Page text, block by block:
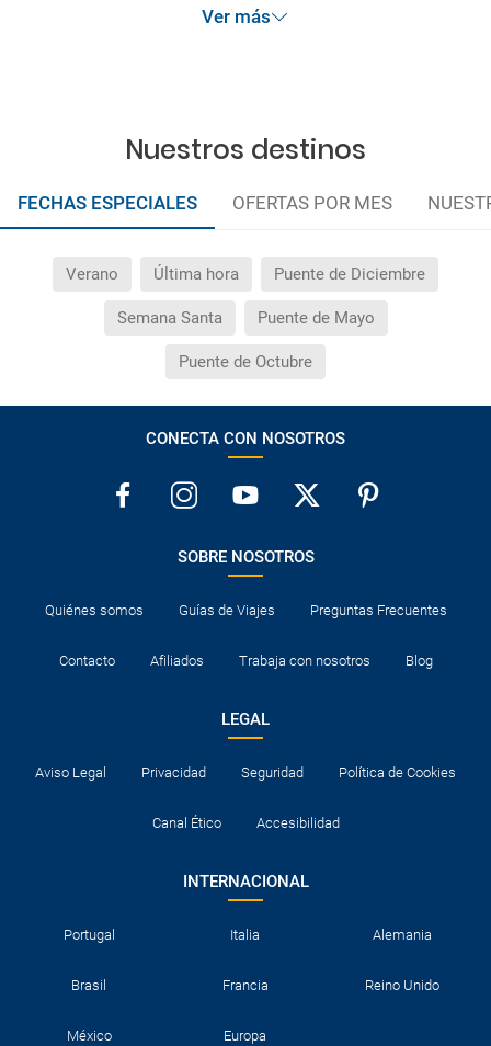
Ver más
Nuestros destinos
FECHAS ESPECIALES OFERTAS POR MES
Verano Última hora Puente de Diciembre
Semana Santa Puente de Mayo
Puente de Octubre
CONECTA CON NOSOTROS
SOBRE NOSOTROS
Quiénes somos Guías de Viajes Preguntas Frecuentes
Contacto Afiliados Trabaja con nosotros Blog
LEGAL
Aviso Legal Privacidad Seguridad Política de Cookies
Canal Ético Accesibilidad
INTERNACIONAL
Portugal Italia Alemania
Brasil Francia Reino Unido
México Europa